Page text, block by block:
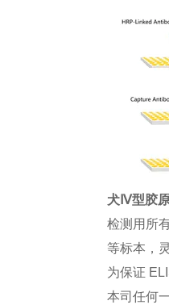
犬Ⅳ型胶
检测用所
等标本，
为保证
本司任何